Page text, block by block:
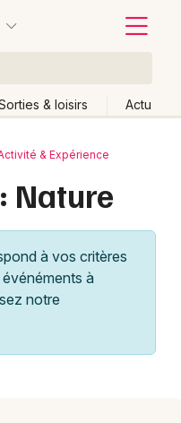
& loisirs Actu
& Expérience
Nature
à vos critères
à
notre
Près de moi
Effacer les dates